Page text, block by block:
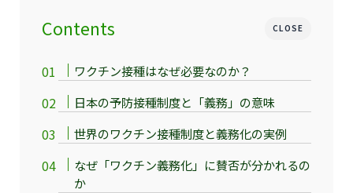
CLOSE
Contents
ワクチン接種はなぜ必要なのか？
日本の予防接種制度と「義務」の意味
世界のワクチン接種制度と義務化の実例
なぜ「ワクチン義務化」に賛否が分かれるの
か